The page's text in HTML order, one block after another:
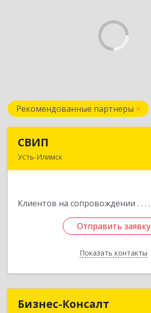
Рекомендованные партнеры
СВИП
Усть-Илимск
Клиентов на сопровождении
Отправить заявку
Показать контакты
Отправить заявку
Назад
Бизнес-Консалт